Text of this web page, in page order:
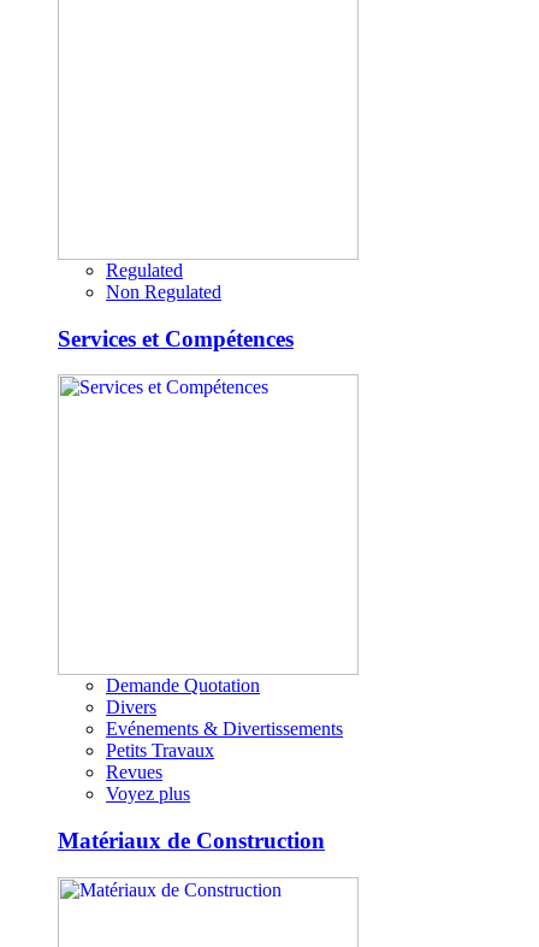
Regulated
Non Regulated
Services et Compétences
Demande Quotation
Divers
Evénements & Divertissements
Petits Travaux
Revues
Voyez plus
Matériaux de Construction